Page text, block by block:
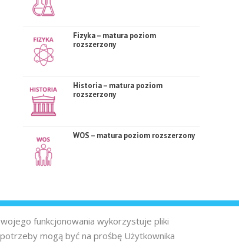
Fizyka – matura poziom
rozszerzony
Historia – matura poziom
rozszerzony
WOS – matura poziom rozszerzony
funkcjonowania wykorzystuje pliki
mogą być na prośbę Użytkownika